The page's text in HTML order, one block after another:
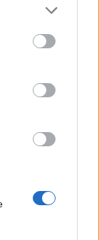
more Google
may click to
party tags to
below Google